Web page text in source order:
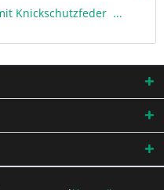
Knickschutzfeder ...